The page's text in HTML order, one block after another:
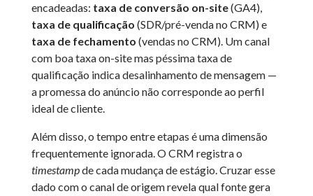
encadeadas: taxa de conversão on-site(GA4),
taxa de qualificação (SDR/pré-venda no CRM) e
taxa de fechamento (vendas no CRM). Um canal
com boa taxa on-site mas péssima taxa de
qualificação indica desalinhamento de mensagem —
a promessa do anúncio não corresponde ao perfil
ideal de cliente.
Além disso, o tempo entre etapas é uma dimensão
frequentemente ignorada. O CRM registra o
timestampde cada mudança de estágio. Cruzar esse
dado com o canal de origem revela qual fonte gera